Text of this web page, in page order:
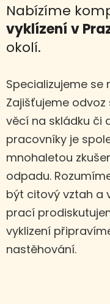
Nabízíme
vyklízení v
okolí.
Specializujeme se
Zajišťujeme
věcí na skládku či
pracovníky je
mnohaletou
odpadu.
být citový vztah a
prací
vyklizení
nastěhování.